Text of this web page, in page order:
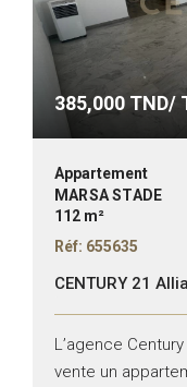
385,000 TND/
Appartement
MARSA STADE
112 m²
Réf: 655635
CENTURY 21
L’agence
vente un